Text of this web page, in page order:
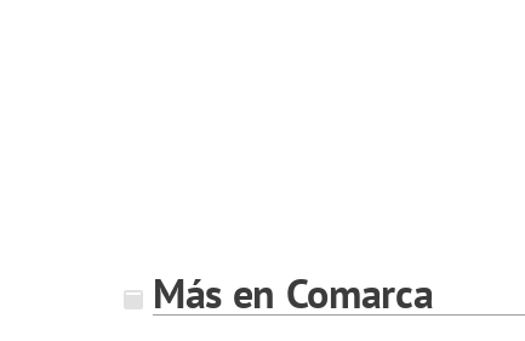
Más en Comarca